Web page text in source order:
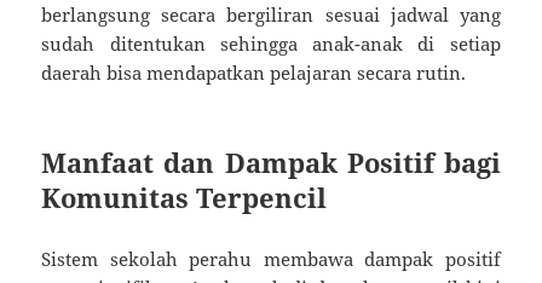
berlangsung secara bergiliran sesuai jadwal yang
sudah ditentukan sehingga anak-anak di setiap
daerah bisa mendapatkan pelajaran secara rutin.
Manfaat dan Dampak Positif bagi
Komunitas Terpencil
Sistem sekolah perahu membawa dampak positif